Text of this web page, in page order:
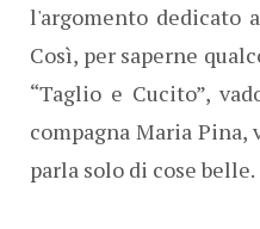
l'argomento dedicato
Così, per saperne
“Taglio e Cucito”,
compagna Maria
parla solo di cose belle.